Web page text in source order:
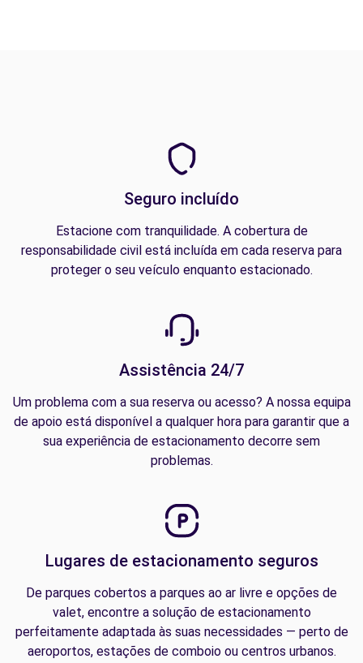
Seguro incluído
Estacione com tranquilidade. A cobertura de
responsabilidade civil está incluída em cada reserva para
proteger o seu veículo enquanto estacionado.
Assistência 24/7
Um problema com a sua reserva ou acesso? A nossa equipa
de apoio está disponível a qualquer hora para garantir que a
sua experiência de estacionamento decorre sem
problemas.
Lugares de estacionamento seguros
De parques cobertos a parques ao ar livre e opções de
valet, encontre a solução de estacionamento
perfeitamente adaptada às suas necessidades — perto de
aeroportos, estações de comboio ou centros urbanos.